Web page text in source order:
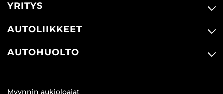
YRITYS
AUTOLIIKKEET
AUTOHUOLTO
Myynnin aukioloajat